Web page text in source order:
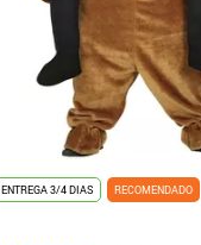
ENTREGA 3/4 DIAS RECOMENDADO